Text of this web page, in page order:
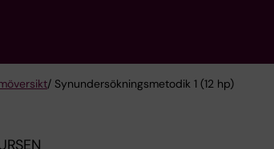
/ Synundersökningsmetodik 1 (12 hp)